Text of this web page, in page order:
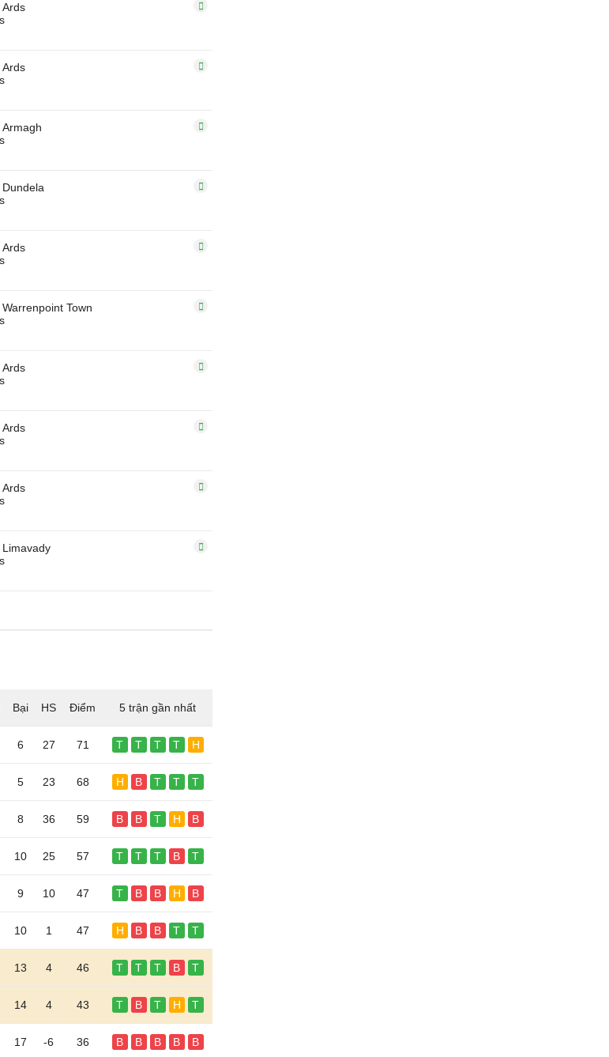
Ards
Ards
Armagh
Dundela
Ards
Warrenpoint Town
Ards
Ards
Ards
Limavady
Bại HS Điểm 5 trận gần nhất
6 27 71 T T T T H
5 23 68 H B T T T
8 36 59 B B T H B
10 25 57 T T T B T
9 10 47 T B B H B
10 1 47 H B B T T
13 4 46 T T T B T
14 4 43 T B T H T
17 -6 36 B B B B B